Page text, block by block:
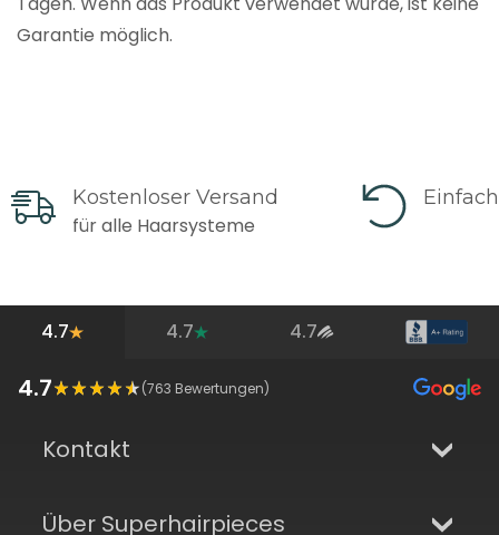
Garantie möglich.
Kostenloser Versand
für alle Haarsysteme
4.7 4.7 4.7
4.7 (763 Bewertungen)
Kontakt
Über Superhairpieces